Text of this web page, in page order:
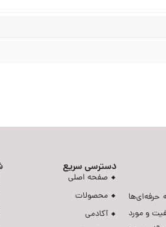
حرفه‌ای‌ها
و مورد
دسترسی سریع
صفحه اصلی
محصولات
آکادمی